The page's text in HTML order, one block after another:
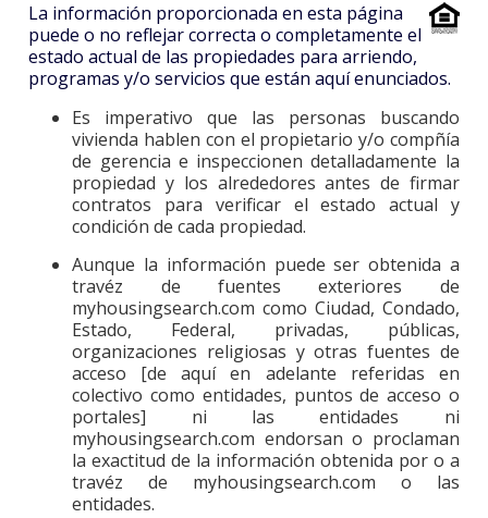
La información proporcionada en esta página
puede o no reflejar correcta o completamente el
estado actual de las propiedades para arriendo,
programas y/o servicios que están aquí enunciados.
Es imperativo que las personas buscando
vivienda hablen con el propietario y/o compñía
de gerencia e inspeccionen detalladamente la
propiedad y los alrededores antes de firmar
contratos para verificar el estado actual y
condición de cada propiedad.
Aunque la información puede ser obtenida a
travéz de fuentes exteriores de
myhousingsearch.com como Ciudad, Condado,
Estado, Federal, privadas, públicas,
organizaciones religiosas y otras fuentes de
acceso [de aquí en adelante referidas en
colectivo como entidades, puntos de acceso o
portales] ni las entidades ni
myhousingsearch.com endorsan o proclaman
la exactitud de la información obtenida por o a
travéz de myhousingsearch.com o las
entidades.